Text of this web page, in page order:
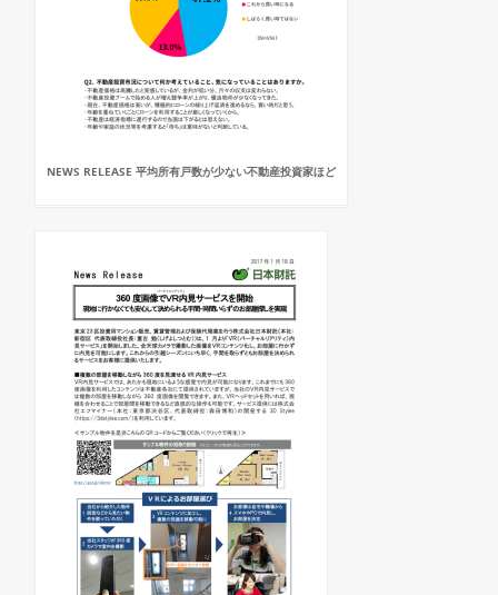
NEWS RELEASE 平均所有戸数が少ない不動産投資家ほど